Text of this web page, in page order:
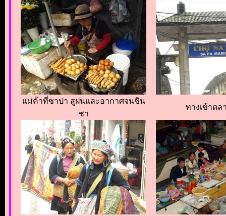
แม่ค้าที่ซาปา สูฝนและอากาศจนชิน
ชา
ทางเข้าตล